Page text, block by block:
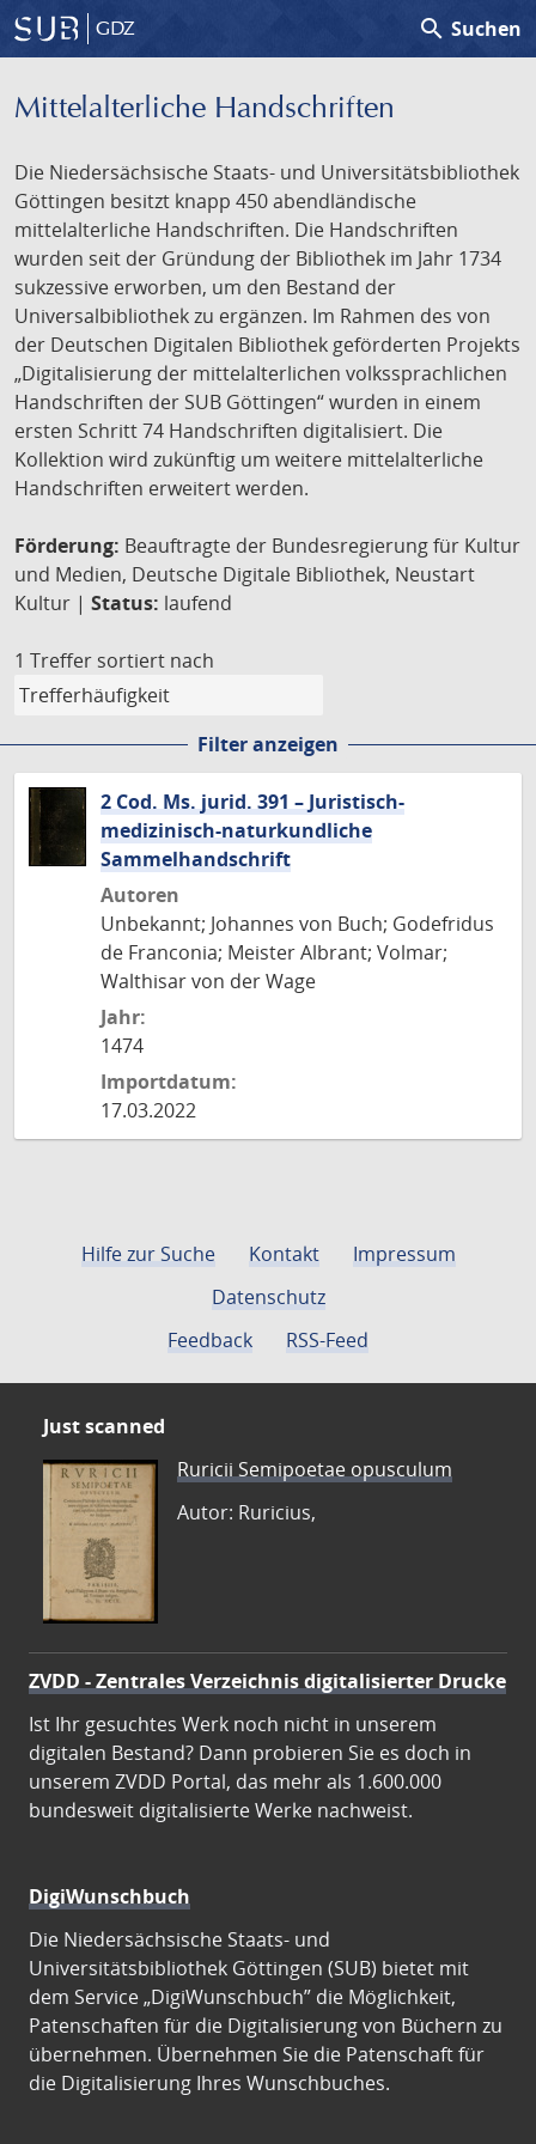
GDZ search Suchen
Mittelalterliche Handschriften
Die Niedersächsische Staats- und Universitätsbibliothek
Göttingen besitzt knapp 450 abendländische
mittelalterliche Handschriften. Die Handschriften
wurden seit der Gründung der Bibliothek im Jahr 1734
sukzessive erworben, um den Bestand der
Universalbibliothek zu ergänzen. Im Rahmen des von
der Deutschen Digitalen Bibliothek geförderten Projekts
„Digitalisierung der mittelalterlichen volkssprachlichen
Handschriften der SUB Göttingen“ wurden in einem
ersten Schritt 74 Handschriften digitalisiert. Die
Kollektion wird zukünftig um weitere mittelalterliche
Handschriften erweitert werden.
Förderung: Beauftragte der Bundesregierung für Kultur
und Medien, Deutsche Digitale Bibliothek, Neustart
Kultur | Status: laufend
1 Treffer sortiert nach
Filter anzeigen
2 Cod. Ms. jurid. 391 – Juristisch-
medizinisch-naturkundliche
Sammelhandschrift
Autoren
Unbekannt; Johannes von Buch; Godefridus
de Franconia; Meister Albrant; Volmar;
Walthisar von der Wage
Jahr:
1474
Importdatum:
17.03.2022
Hilfe zur Suche Kontakt
Impressum
Datenschutz
Feedback
RSS-Feed
Just scanned
Ruricii Semipoetae opusculum
Autor: Ruricius,
ZVDD - Zentrales Verzeichnis digitalisierter Drucke
Ist Ihr gesuchtes Werk noch nicht in unserem
digitalen Bestand? Dann probieren Sie es doch in
unserem ZVDD Portal, das mehr als 1.600.000
bundesweit digitalisierte Werke nachweist.
DigiWunschbuch
Die Niedersächsische Staats- und
Universitätsbibliothek Göttingen (SUB) bietet mit
dem Service „DigiWunschbuch” die Möglichkeit,
Patenschaften für die Digitalisierung von Büchern zu
übernehmen. Übernehmen Sie die Patenschaft für
die Digitalisierung Ihres Wunschbuches.